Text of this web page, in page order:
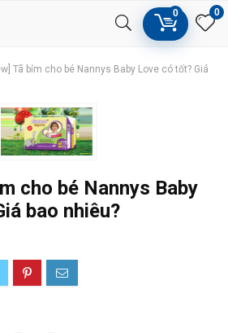
0 0
Tã bỉm cho bé Nannys Baby Love có tốt? Giá
cho bé Nannys Baby
bao nhiêu?